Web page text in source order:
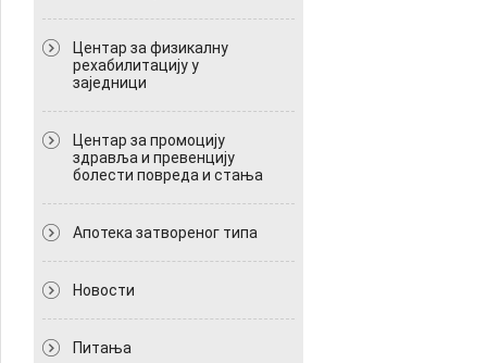
Центар за физикалну
рехабилитацију у
заједници
Центар за промоцију
здравља и превенцију
болести повреда и стања
Апотека затвореног типа
Новости
Питања